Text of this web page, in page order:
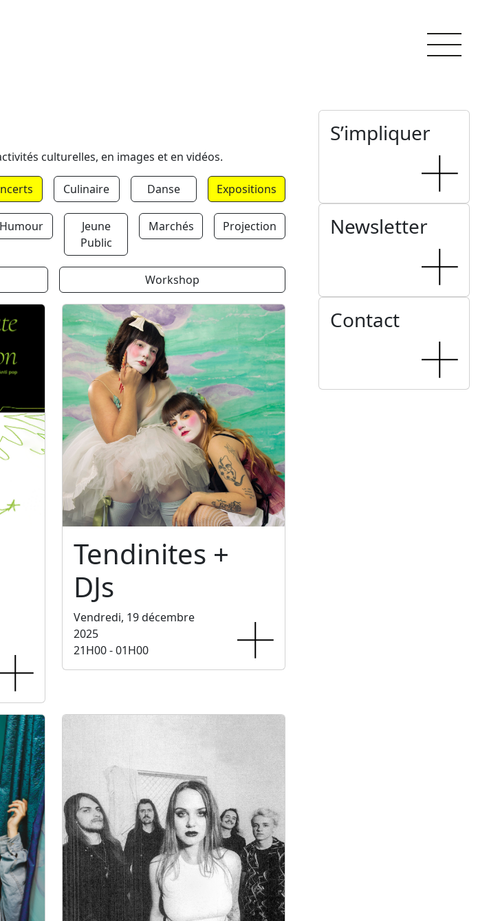
culturelles, en images et en vidéos.
Culinaire Danse Expositions
Humour
Jeune
Public
Marchés Projection
Workshop
Tendinites +
DJs
Vendredi, 19 décembre
2025
21H00 - 01H00
S’impliquer
Newsletter
Contact